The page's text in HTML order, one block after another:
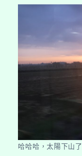
哈哈哈，太陽下山了